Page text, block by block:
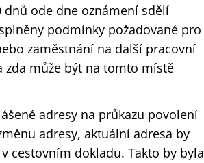
ode dne oznámení sdělí
podmínky požadované pro
zaměstnání na další pracovní
zda může být na tomto místě
adresy na průkazu povolení
adresy, aktuální adresa by
cestovním dokladu. Takto by byla